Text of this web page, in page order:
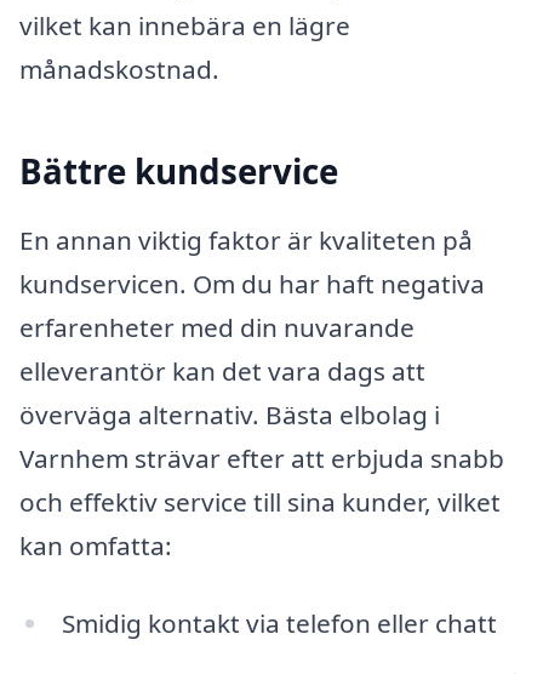
vilket kan innebära en lägre
månadskostnad.
Bättre kundservice
En annan viktig faktor är kvaliteten på
kundservicen. Om du har haft negativa
erfarenheter med din nuvarande
elleverantör kan det vara dags att
överväga alternativ. Bästa elbolag i
Varnhem strävar efter att erbjuda snabb
och effektiv service till sina kunder, vilket
kan omfatta:
Smidig kontakt via telefon eller chatt